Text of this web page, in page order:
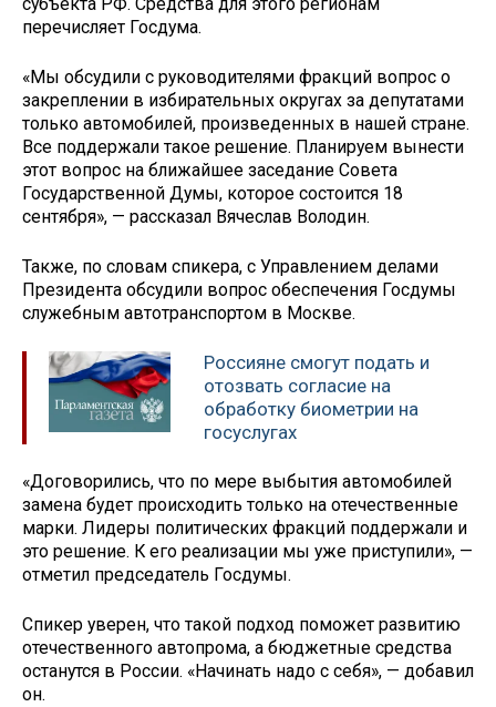
перечисляет Госдума.
«Мы обсудили с руководителями фракций вопрос о
закреплении в избирательных округах за депутатами
только автомобилей, произведенных в нашей стране.
Все поддержали такое решение. Планируем вынести
этот вопрос на ближайшее заседание Совета
Государственной Думы, которое состоится 18
сентября», — рассказал Вячеслав Володин.
Также, по словам спикера, с Управлением делами
Президента обсудили вопрос обеспечения Госдумы
служебным автотранспортом в Москве.
Россияне смогут подать и
отозвать согласие на
обработку биометрии на
госуслугах
«Договорились, что по мере выбытия автомобилей
замена будет происходить только на отечественные
марки. Лидеры политических фракций поддержали и
это решение. К его реализации мы уже приступили», —
отметил председатель Госдумы.
Спикер уверен, что такой подход поможет развитию
отечественного автопрома, а бюджетные средства
останутся в России. «Начинать надо с себя», — добавил
он.